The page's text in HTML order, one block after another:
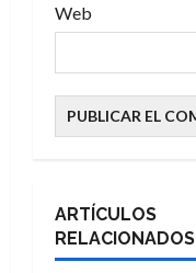
Web
ARTÍCULOS
RELACIONADOS